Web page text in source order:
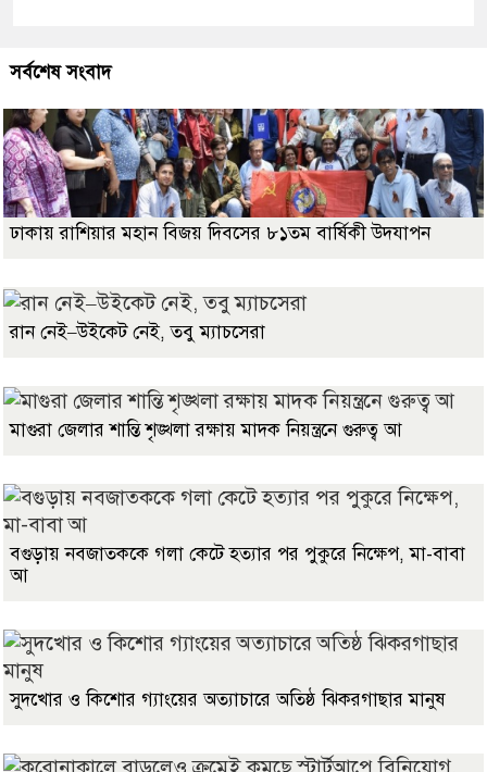
সর্বশেষ সংবাদ
ঢাকায় রাশিয়ার মহান বিজয় দিবসের ৮১তম বার্ষিকী উদযাপন
রান নেই–উইকেট নেই, তবু ম্যাচসেরা
মাগুরা জেলার শান্তি শৃঙ্খলা রক্ষায় মাদক নিয়ন্ত্রনে গুরুত্ব আ
বগুড়ায় নবজাতককে গলা কেটে হত্যার পর পুকুরে নিক্ষেপ, মা-বাবা
আ
সুদখোর ও কিশোর গ্যাংয়ের অত্যাচারে অতিষ্ঠ ঝিকরগাছার মানুষ